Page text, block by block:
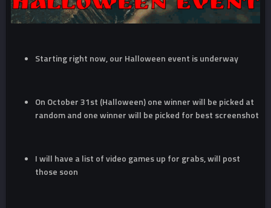
Starting right now, our Halloween event is underway
On October 31st (Halloween) one winner will be picked at
random and one winner will be picked for best screenshot
I will have a list of video games up for grabs, will post
those soon